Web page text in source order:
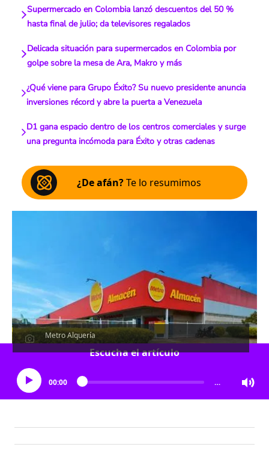
Supermercado en Colombia lanzó descuentos del 50 %
hasta final de julio; da televisores regalados
Delicada situación para supermercados en Colombia por
golpe sobre la mesa de Ara, Makro y más
¿Qué viene para Grupo Éxito? Su nuevo presidente anuncia
inversiones récord y abre la puerta a Venezuela
D1 gana espacio dentro de los centros comerciales y surge
una pregunta incómoda para Éxito y otras cadenas
¿De afán?Te lo resumimos
Metro Alquería
Escucha el artículo
00:00 …